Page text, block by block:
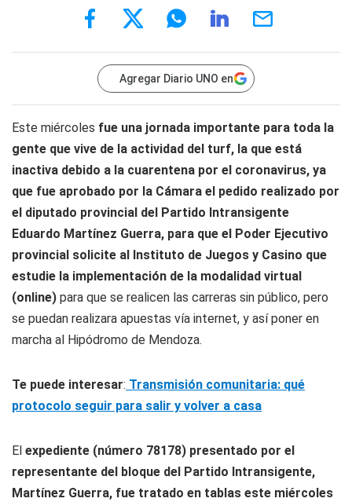
Agregar Diario UNO en
Este miércoles fue una jornada importante para toda la
gente que vive de la actividad del turf, la que está
inactiva debido a la cuarentena por el coronavirus, ya
que fue aprobado por la Cámara el pedido realizado por
el diputado provincial del Partido Intransigente
Eduardo Martínez Guerra, para que el Poder Ejecutivo
provincial solicite al Instituto de Juegos y Casino que
estudie la implementación de la modalidad virtual
(online) para que se realicen las carreras sin público, pero
se puedan realizara apuestas vía internet, y así poner en
marcha al Hipódromo de Mendoza.
Te puede interesar: Transmisión comunitaria: qué
protocolo seguir para salir y volver a casa
El expediente (número 78178) presentado por el
representante del bloque del Partido Intransigente,
Martínez Guerra, fue tratado en tablas este miércoles